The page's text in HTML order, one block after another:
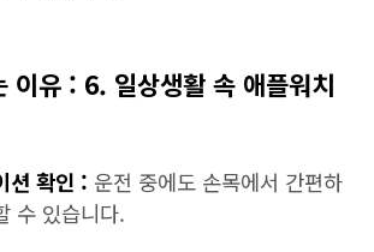
이유 : 6. 일상생활 속 애플워치
션 확인 : 운전 중에도 손목에서 간편하
수 있습니다.